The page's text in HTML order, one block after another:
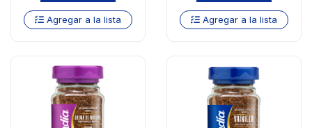
Agregar a la lista Agregar a la lista